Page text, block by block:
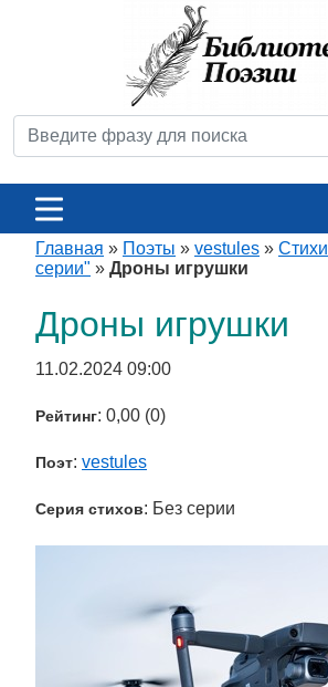
Главная » Поэты » vestules » Стихи
серии" » Дроны игрушки
Дроны игрушки
11.02.2024 09:00
Рейтинг: 0,00 (0)
Поэт: vestules
Серия стихов: Без серии